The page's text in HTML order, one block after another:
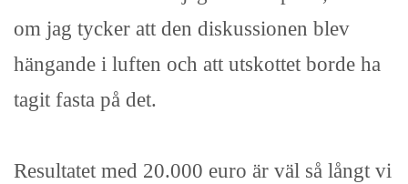
om jag tycker att den diskussionen blev
hängande i luften och att utskottet borde ha
tagit fasta på det.
Resultatet med 20.000 euro är väl så långt vi